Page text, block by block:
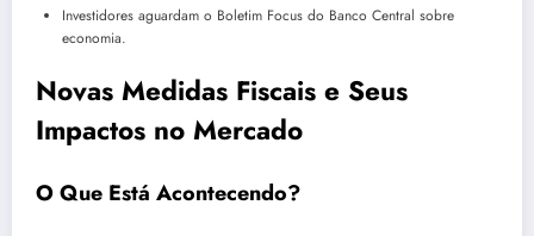
Investidores aguardam o Boletim Focus do Banco Central sobre
economia.
Novas Medidas Fiscais e Seus
Impactos no Mercado
O Que Está Acontecendo?